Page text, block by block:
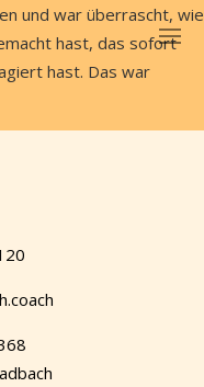
und war überrascht, wie
hast, das sofort
hast. Das war